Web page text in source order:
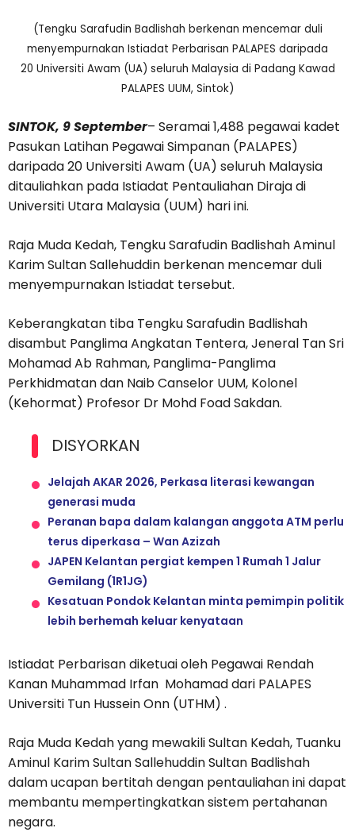
(Tengku Sarafudin Badlishah berkenan mencemar duli
menyempurnakan Istiadat Perbarisan PALAPES daripada
20 Universiti Awam (UA) seluruh Malaysia di Padang Kawad
PALAPES UUM, Sintok)
SINTOK, 9 September– Seramai 1,488 pegawai kadet
Pasukan Latihan Pegawai Simpanan (PALAPES)
daripada 20 Universiti Awam (UA) seluruh Malaysia
ditauliahkan pada Istiadat Pentauliahan Diraja di
Universiti Utara Malaysia (UUM) hari ini.
Raja Muda Kedah, Tengku Sarafudin Badlishah Aminul
Karim Sultan Sallehuddin berkenan mencemar duli
menyempurnakan Istiadat tersebut.
Keberangkatan tiba Tengku Sarafudin Badlishah
disambut Panglima Angkatan Tentera, Jeneral Tan Sri
Mohamad Ab Rahman, Panglima-Panglima
Perkhidmatan dan Naib Canselor UUM, Kolonel
(Kehormat) Profesor Dr Mohd Foad Sakdan.
DISYORKAN
Jelajah AKAR 2026, Perkasa literasi kewangan
generasi muda
Peranan bapa dalam kalangan anggota ATM perlu
terus diperkasa – Wan Azizah
JAPEN Kelantan pergiat kempen 1 Rumah 1 Jalur
Gemilang (1R1JG)
Kesatuan Pondok Kelantan minta pemimpin politik
lebih berhemah keluar kenyataan
Istiadat Perbarisan diketuai oleh Pegawai Rendah
Kanan Muhammad Irfan Mohamad dari PALAPES
Universiti Tun Hussein Onn (UTHM) .
Raja Muda Kedah yang mewakili Sultan Kedah, Tuanku
Aminul Karim Sultan Sallehuddin Sultan Badlishah
dalam ucapan bertitah dengan pentauliahan ini dapat
membantu mempertingkatkan sistem pertahanan
negara.